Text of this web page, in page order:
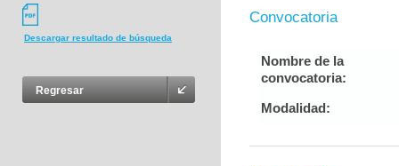
Descargar resultado de búsqueda
Regresar
Convocatoria
Nombre de la
convocatoria:
Modalidad: